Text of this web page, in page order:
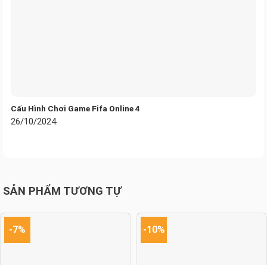
Cấu Hình Chơi Game Fifa Online 4
26/10/2024
SẢN PHẨM TƯƠNG TỰ
-7% -10%